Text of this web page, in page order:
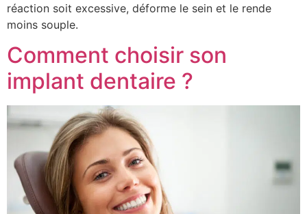
réaction soit excessive, déforme le sein et le rende
moins souple.
Comment choisir son
implant dentaire ?